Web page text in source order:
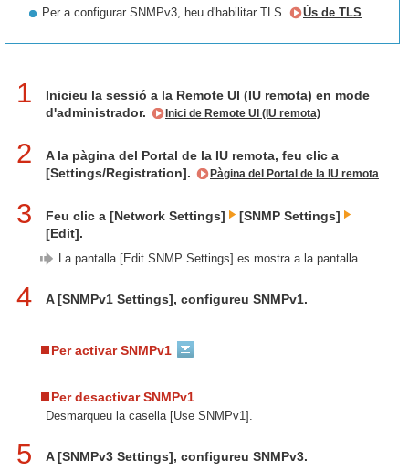
Per a configurar SNMPv3, heu d'habilitar TLS. Ús de TLS
1
Inicieu la sessió a la Remote UI (IU remota) en mode
d'administrador.
Inici de Remote UI (IU remota)
2
A la pàgina del Portal de la IU remota, feu clic a
[Settings/Registration].
Pàgina del Portal de la IU remota
3 Feu clic a [Network Settings]
[SNMP Settings]
[Edit].
La pantalla [Edit SNMP Settings] es mostra a la pantalla.
4 A [SNMPv1 Settings], configureu SNMPv1.
Per activar SNMPv1
Per desactivar SNMPv1
Desmarqueu la casella [Use SNMPv1].
5 A [SNMPv3 Settings], configureu SNMPv3.